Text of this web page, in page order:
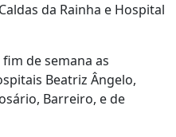
da Rainha e Hospital
de semana as
Beatriz Ângelo,
Barreiro, e de